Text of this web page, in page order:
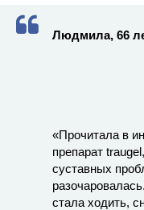
Людмила, 66
«Прочитала в
препарат
суставных
стала ходить,